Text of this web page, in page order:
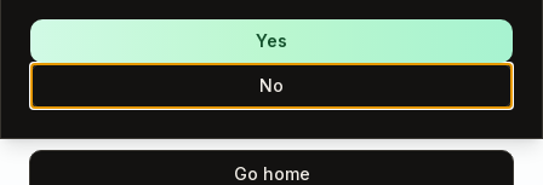
Please try again.
Try again
Go home
No
Yes